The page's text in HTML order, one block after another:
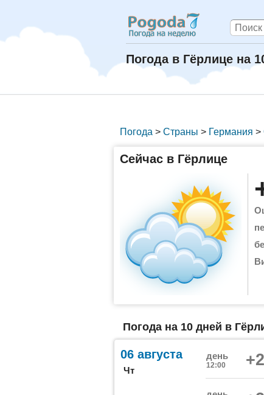
Погода в Гёрлице на
Погода > Страны > Германия >
Сейчас в Гёрлице
Погода на 10 дней в
06 августа
Чт
день
12:00